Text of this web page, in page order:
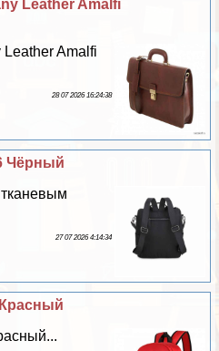
Leather Amalfi
Amalfi
28 07 2026 16:24:38
Чёрный
27 07 2026 4:14:34